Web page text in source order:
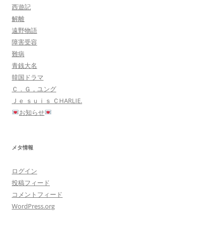
西遊記
解離
遠野物語
障害受容
難病
青銭大名
韓国ドラマ
Ｃ．Ｇ，ユング
Ｊｅ ｓｕｉｓ ＣHARLIE.
お知らせ
メタ情報
ログイン
投稿フィード
コメントフィード
WordPress.org